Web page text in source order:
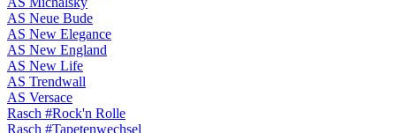
AS Neue Bude
AS New Elegance
AS New England
AS New Life
AS Trendwall
AS Versace
Rasch #Rock'n Rolle
Rasch #Tapetenwechsel